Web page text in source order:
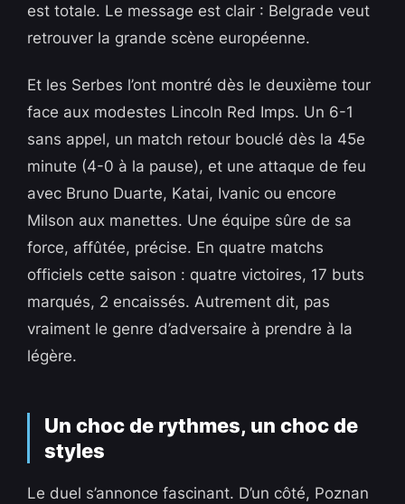
est totale. Le message est clair : Belgrade veut
retrouver la grande scène européenne.
Et les Serbes l’ont montré dès le deuxième tour
face aux modestes Lincoln Red Imps. Un 6-1
sans appel, un match retour bouclé dès la 45e
minute (4-0 à la pause), et une attaque de feu
avec Bruno Duarte, Katai, Ivanic ou encore
Milson aux manettes. Une équipe sûre de sa
force, affûtée, précise. En quatre matchs
officiels cette saison : quatre victoires, 17 buts
marqués, 2 encaissés. Autrement dit, pas
vraiment le genre d’adversaire à prendre à la
légère.
Un choc de rythmes, un choc de
styles
Le duel s’annonce fascinant. D’un côté, Poznan